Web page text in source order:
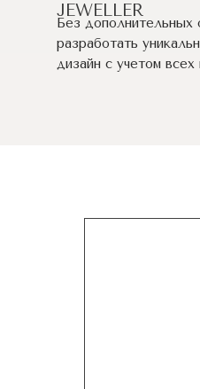
JEWELLER
Без дополнительных
разработать
дизайн c учетом